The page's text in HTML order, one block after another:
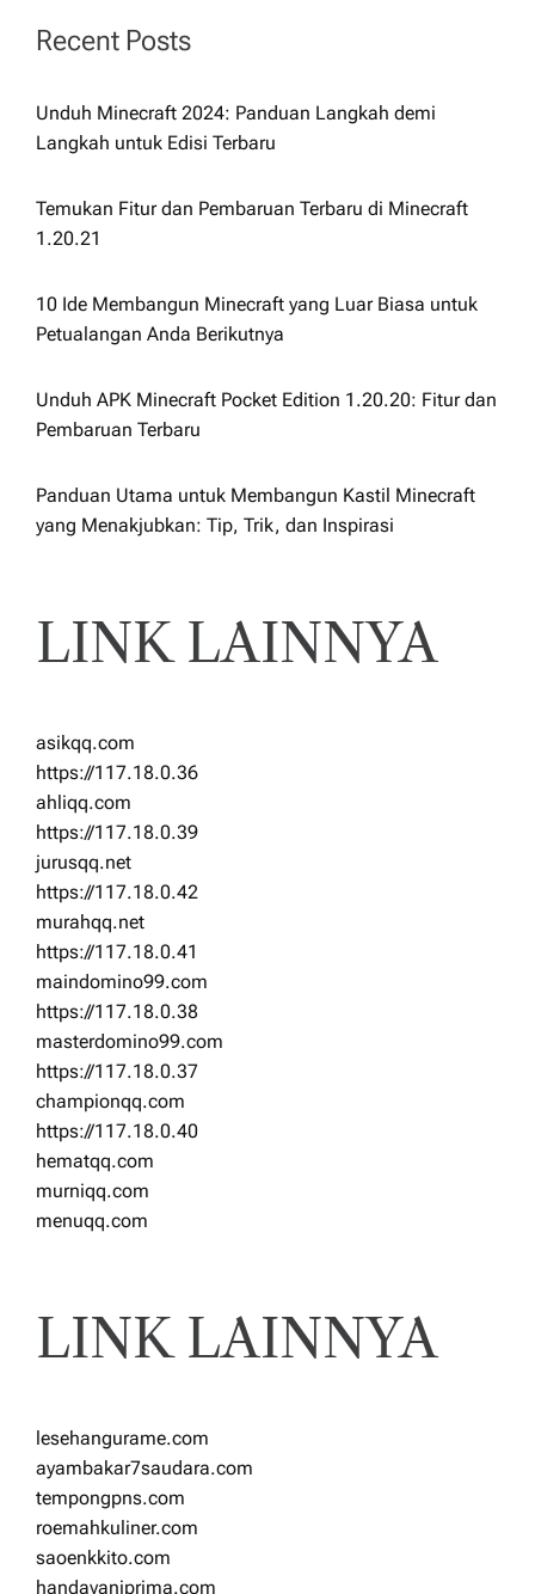
Recent Posts
Unduh Minecraft 2024: Panduan Langkah demi
Langkah untuk Edisi Terbaru
Temukan Fitur dan Pembaruan Terbaru di Minecraft
1.20.21
10 Ide Membangun Minecraft yang Luar Biasa untuk
Petualangan Anda Berikutnya
Unduh APK Minecraft Pocket Edition 1.20.20: Fitur dan
Pembaruan Terbaru
Panduan Utama untuk Membangun Kastil Minecraft
yang Menakjubkan: Tip, Trik, dan Inspirasi
LINK LAINNYA
asikqq.com
https://117.18.0.36
ahliqq.com
https://117.18.0.39
jurusqq.net
https://117.18.0.42
murahqq.net
https://117.18.0.41
maindomino99.com
https://117.18.0.38
masterdomino99.com
https://117.18.0.37
championqq.com
https://117.18.0.40
hematqq.com
murniqq.com
menuqq.com
LINK LAINNYA
lesehangurame.com
ayambakar7saudara.com
tempongpns.com
roemahkuliner.com
saoenkkito.com
handayaniprima.com